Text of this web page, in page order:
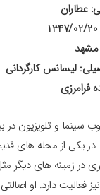
عطاران
مشهد
لیسانس کارگردانی
فرامرزی
سینما و تلویزیون در
اردیبهشت ماه 1347 در یکی از
در زمینه های دیگر
فعالیت دارد. او